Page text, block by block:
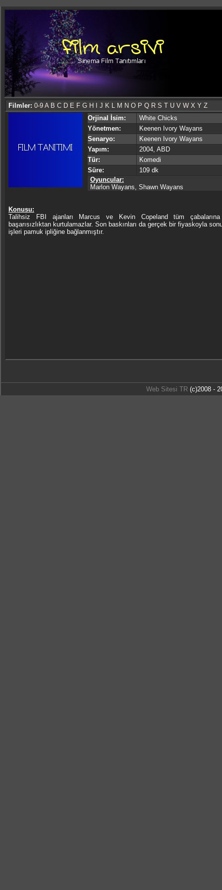
Filmler: 0-9 A B C D E F G H J K L M N O P Q R S T U V W X Y Z
Orjinal İsim:
White Chicks
Yönetmen:
Keenen Ivory Wayans
Senaryo:
Keenen Ivory Wayans
Yapım:
2004, ABD
Tür:
Komedi
Süre:
109 dk
Oyuncular:
Marlon Wayans, Shawn Wayans
Konusu:
Talihsiz FBI ajanları Marcus ve Kevin Copeland tüm çabalarına
başarısızlıktan kurtulamazlar. Son baskınları da gerçek bir fiyaskoyla
işleri pamuk ipliğine bağlanmıştır.
Web Sitesi TR(c)2008 -